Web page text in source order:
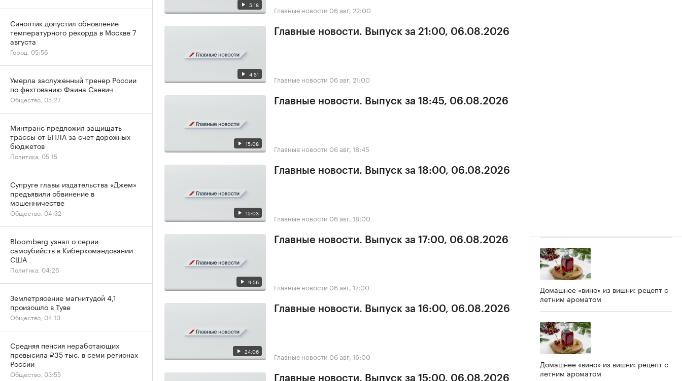
5:18 Главные новости 06 авг, 22:00
4:51
Главные новости. Выпуск за 21:00, 06.08.2026
Главные новости 06 авг, 21:00
15:08
Главные новости. Выпуск за 18:45, 06.08.2026
Главные новости 06 авг, 18:45
15:03
Главные новости. Выпуск за 18:00, 06.08.2026
Главные новости 06 авг, 18:00
9:56
Главные новости. Выпуск за 17:00, 06.08.2026
Главные новости 06 авг, 17:00
24:06
Главные новости. Выпуск за 16:00, 06.08.2026
Главные новости 06 авг, 16:00
Главные новости. Выпуск за 15:00, 06.08.2026
Домашнее «вино» из вишни: рецепт с
летним ароматом
Домашнее «вино» из вишни: рецепт с
летним ароматом
Синоптик допустил обновление
температурного рекорда в Москве 7
августа
Город, 05:56
Умерла заслуженный тренер России
по фехтованию Фаина Саевич
Общество, 05:27
Минтранс предложил защищать
трассы от БПЛА за счет дорожных
бюджетов
Политика, 05:15
Супруге главы издательства «Джем»
предъявили обвинение в
мошенничестве
Общество, 04:32
Bloomberg узнал о серии
самоубийств в Киберкомандовании
США
Политика, 04:26
Землетрясение магнитудой 4,1
произошло в Туве
Общество, 04:13
Средняя пенсия неработающих
превысила ₽35 тыс. в семи регионах
России
Общество, 03:55